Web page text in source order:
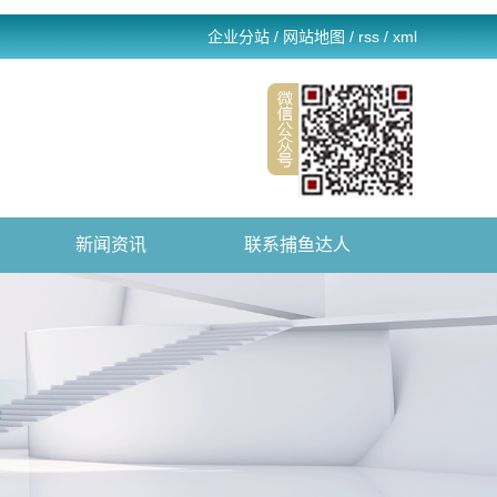
企业分站 / 网站地图 / rss / xml
新闻资讯 联系捕鱼达人